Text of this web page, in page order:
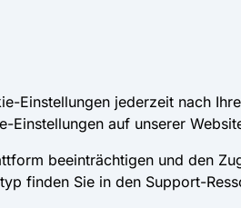
Einstellungen jederzeit nach
Einstellungen auf unserer
beeinträchtigen und den
finden Sie in den Support-